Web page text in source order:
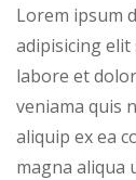
Lorem ipsum
adipisicing
labore et
veniama quis
aliquip ex ea
magna aliqua